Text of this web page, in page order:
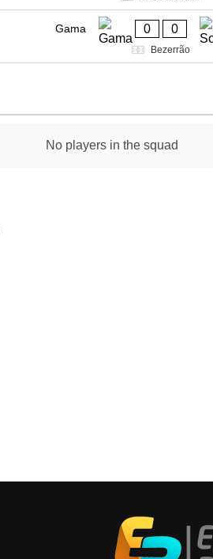
Gama 0 0
Bezerrão
No players in the squad